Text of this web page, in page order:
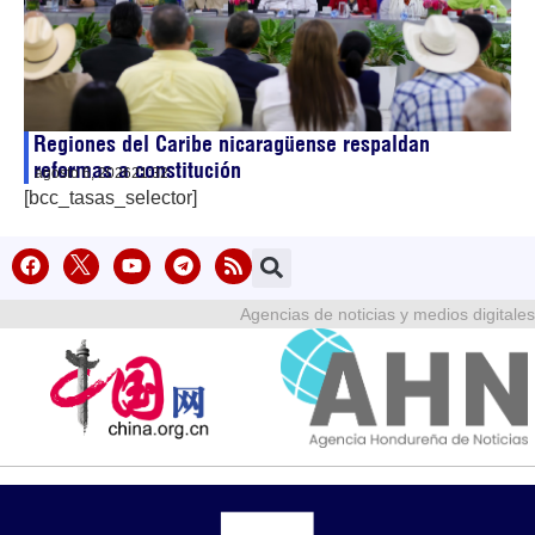
Regiones del Caribe nicaragüense respaldan
reformas a constitución
agosto 6, 202621:32
[bcc_tasas_selector]
Agencias de noticias y medios digitales